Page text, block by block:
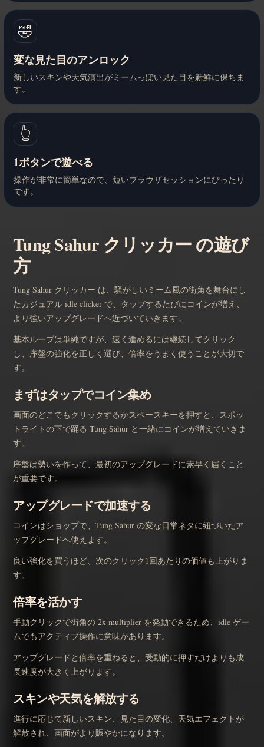
🤣
変な見た目のアンロック
新しいスキンや天気演出がミームっぽい見た目を新鮮に保ちま
す。
👆
1ボタンで遊べる
操作が非常に簡単なので、短いブラウザセッションにぴったり
です。
Tung Sahur クリッカー の遊び
方
Tung Sahur クリッカー は、騒がしいミーム風の街角を舞台にし
たカジュアル idle clicker で、タップするたびにコインが増え、
より強いアップグレードへ近づいていきます。
基本ループは単純ですが、速く進めるには継続してクリック
し、序盤の強化を正しく選び、倍率をうまく使うことが大切で
す。
まずはタップでコイン集め
画面のどこでもクリックするかスペースキーを押すと、スポッ
トライトの下で踊る Tung Sahur と一緒にコインが増えていきま
す。
序盤は勢いを作って、最初のアップグレードに素早く届くこと
が重要です。
アップグレードで加速する
コインはショップで、Tung Sahur の変な日常ネタに紐づいたア
ップグレードへ使えます。
良い強化を買うほど、次のクリック1回あたりの価値も上がりま
す。
倍率を活かす
手動クリックで街角の 2x multiplier を発動できるため、idle ゲー
ムでもアクティブ操作に意味があります。
アップグレードと倍率を重ねると、受動的に押すだけよりも成
長速度が大きく上がります。
スキンや天気を解放する
進行に応じて新しいスキン、見た目の変化、天気エフェクトが
解放され、画面がより賑やかになります。